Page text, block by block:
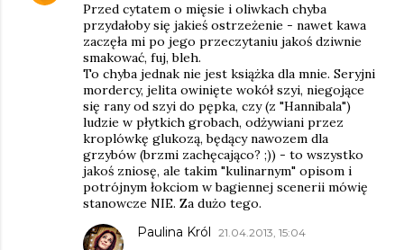
Przed cytatem o mięsie i oliwkach chyba
przydałoby się jakieś ostrzeżenie - nawet kawa
zaczęła mi po jego przeczytaniu jakoś dziwnie
smakować, fuj, bleh.
To chyba jednak nie jest książka dla mnie. Seryjni
mordercy, jelita owinięte wokół szyi, niegojące
się rany od szyi do pępka, czy (z "Hannibala")
ludzie w płytkich grobach, odżywiani przez
kroplówkę glukozą, będący nawozem dla
grzybów (brzmi zachęcająco? ;)) - to wszystko
jakoś zniosę, ale takim "kulinarnym" opisom i
potrójnym łokciom w bagiennej scenerii mówię
stanowcze NIE. Za dużo tego.
Paulina Król 21.04.2013, 15:04